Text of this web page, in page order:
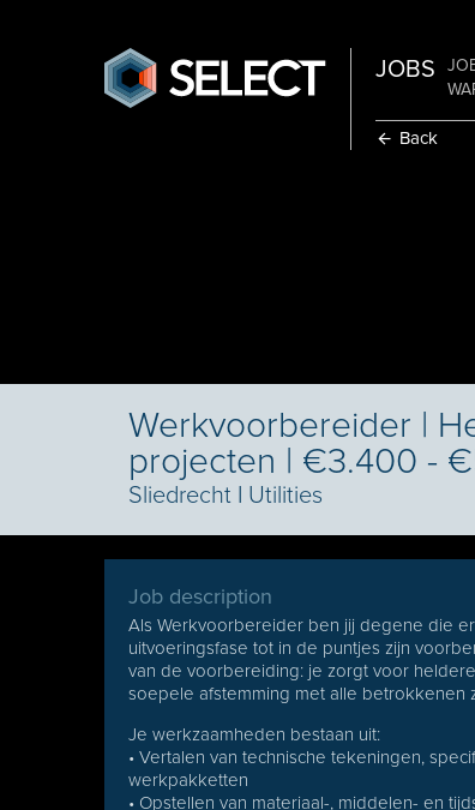
JOBS
Back
Werkvoorbereider |
projecten | €3.400 -
Sliedrecht I Utilities
Job description
Als Werkvoorbereider ben jij degene die
uitvoeringsfase tot in de puntjes zijn
van de voorbereiding: je zorgt voor
soepele afstemming met alle
Je werkzaamheden bestaan uit:
• Vertalen van technische tekeningen,
werkpakketten
• Opstellen van materiaal-, middelen- en